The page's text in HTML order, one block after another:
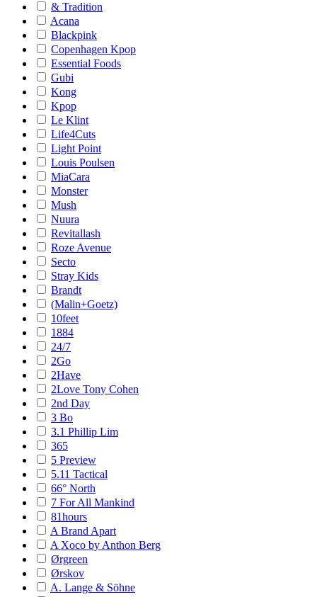
& Tradition
Acana
Blackpink
Copenhagen Kpop
Essential Foods
Gubi
Kong
Kpop
Le Klint
Life4Cuts
Light Point
Louis Poulsen
MiaCara
Monster
Mush
Nuura
Revitallash
Roze Avenue
Secto
Stray Kids
Brandt
(Malin+Goetz)
10feet
1884
24/7
2Go
2Have
2Love Tony Cohen
2nd Day
3 Bo
3.1 Phillip Lim
365
5 Preview
5.11 Tactical
66° North
7 For All Mankind
81hours
A Brand Apart
A Xoco by Anthon Berg
Ørgreen
Ørskov
A. Lange & Söhne